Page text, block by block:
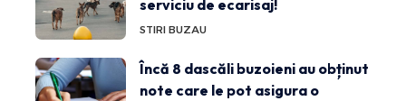
serviciu de ecarisaj!
STIRI BUZAU
Încă 8 dascăli buzoieni au obținut
note care le pot asigura o